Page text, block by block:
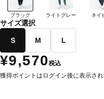
ブラック ライトグレー ネイ
サイズ選択
S M L
¥9,570税込
獲得ポイントはログイン後に表示され